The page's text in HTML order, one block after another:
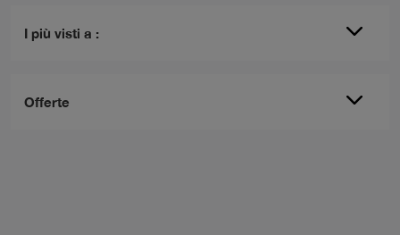
I più visti a :
Offerte